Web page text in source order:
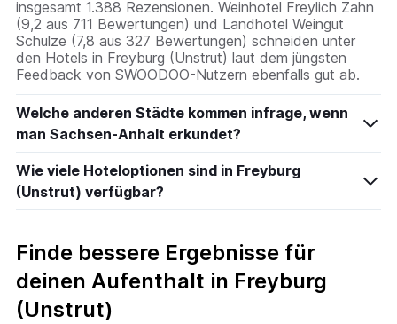
insgesamt 1.388 Rezensionen. Weinhotel Freylich Zahn
(9,2 aus 711 Bewertungen) und Landhotel Weingut
Schulze (7,8 aus 327 Bewertungen) schneiden unter
den Hotels in Freyburg (Unstrut) laut dem jüngsten
Feedback von SWOODOO-Nutzern ebenfalls gut ab.
Welche anderen Städte kommen infrage, wenn
man Sachsen-Anhalt erkundet?
Wie viele Hoteloptionen sind in Freyburg
(Unstrut) verfügbar?
Finde bessere Ergebnisse für
deinen Aufenthalt in Freyburg
(Unstrut)